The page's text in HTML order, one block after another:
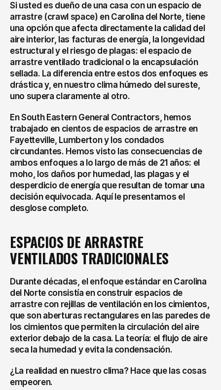
Si usted es dueño de una casa con un espacio de
arrastre (crawl space) en Carolina del Norte, tiene
una opción que afecta directamente la calidad del
aire interior, las facturas de energía, la longevidad
estructural y el riesgo de plagas: el espacio de
arrastre ventilado tradicional o la encapsulación
sellada. La diferencia entre estos dos enfoques es
drástica y, en nuestro clima húmedo del sureste,
uno supera claramente al otro.
En South Eastern General Contractors, hemos
trabajado en cientos de espacios de arrastre en
Fayetteville, Lumberton y los condados
circundantes. Hemos visto las consecuencias de
ambos enfoques a lo largo de más de 21 años: el
moho, los daños por humedad, las plagas y el
desperdicio de energía que resultan de tomar una
decisión equivocada. Aquí le presentamos el
desglose completo.
ESPACIOS DE ARRASTRE
VENTILADOS TRADICIONALES
Durante décadas, el enfoque estándar en Carolina
del Norte consistía en construir espacios de
arrastre con rejillas de ventilación en los cimientos,
que son aberturas rectangulares en las paredes de
los cimientos que permiten la circulación del aire
exterior debajo de la casa. La teoría: el flujo de aire
seca la humedad y evita la condensación.
¿La realidad en nuestro clima? Hace que las cosas
empeoren.